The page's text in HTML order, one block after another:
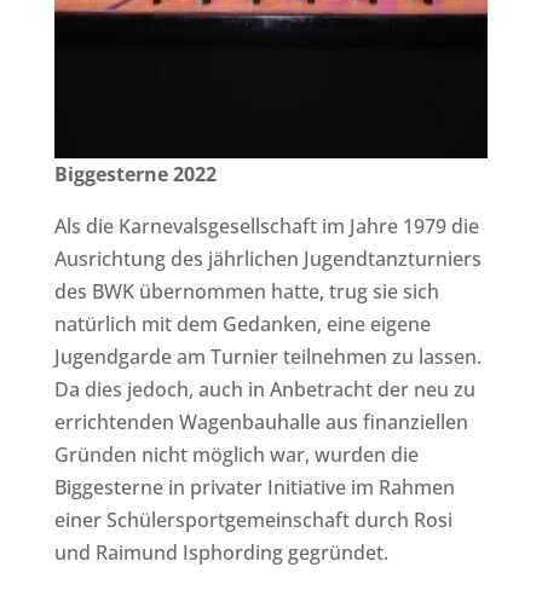
Biggesterne 2022
Als die Karnevalsgesellschaft im Jahre 1979 die
Ausrichtung des jährlichen Jugendtanzturniers
des BWK übernommen hatte, trug sie sich
natürlich mit dem Gedanken, eine eigene
Jugendgarde am Turnier teilnehmen zu lassen.
Da dies jedoch, auch in Anbetracht der neu zu
errichtenden Wagenbauhalle aus finanziellen
Gründen nicht möglich war, wurden die
Biggesterne in privater Initiative im Rahmen
einer Schülersportgemeinschaft durch Rosi
und Raimund Isphording gegründet.